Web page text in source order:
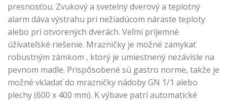
presnosťou. Zvukový a svetelný dverový a teplotný
alarm dáva výstrahu pri nežiadúcom náraste teploty
alebo pri otvorených dverách. Veľmi príjemné
úžívateľské riešenie. Mrazničky je možné zamykať
robustným zámkom , ktorý je umiestnený nezávisle na
pevnom madle. Prispôsobené sú gastro norme, takže je
možné vkladať do mrazničky nádoby GN 1/1 alebo
plechy (600 x 400 mm). K výbave patrí automatické